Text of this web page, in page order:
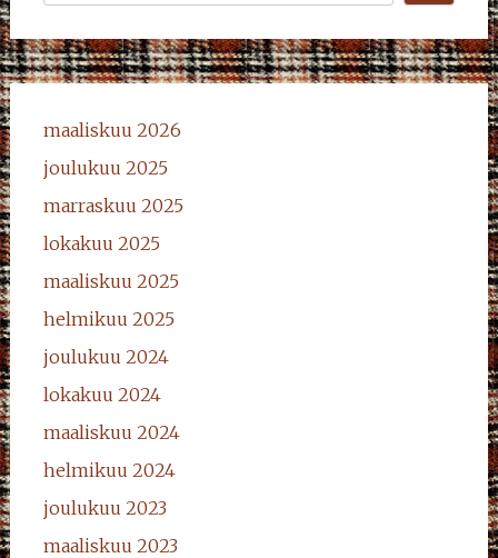
maaliskuu 2026
joulukuu 2025
marraskuu 2025
lokakuu 2025
maaliskuu 2025
helmikuu 2025
joulukuu 2024
lokakuu 2024
maaliskuu 2024
helmikuu 2024
joulukuu 2023
maaliskuu 2023